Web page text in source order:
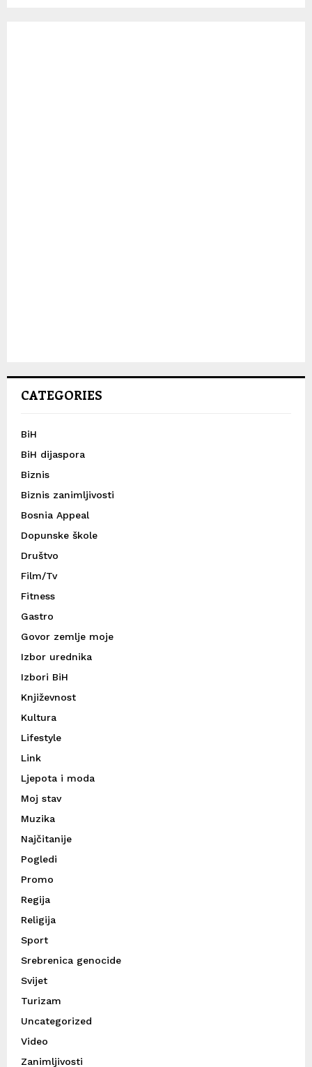
CATEGORIES
BiH
BiH dijaspora
Biznis
Biznis zanimljivosti
Bosnia Appeal
Dopunske škole
Društvo
Film/Tv
Fitness
Gastro
Govor zemlje moje
Izbor urednika
Izbori BiH
Književnost
Kultura
Lifestyle
Link
Ljepota i moda
Moj stav
Muzika
Najčitanije
Pogledi
Promo
Regija
Religija
Sport
Srebrenica genocide
Svijet
Turizam
Uncategorized
Video
Zanimljivosti